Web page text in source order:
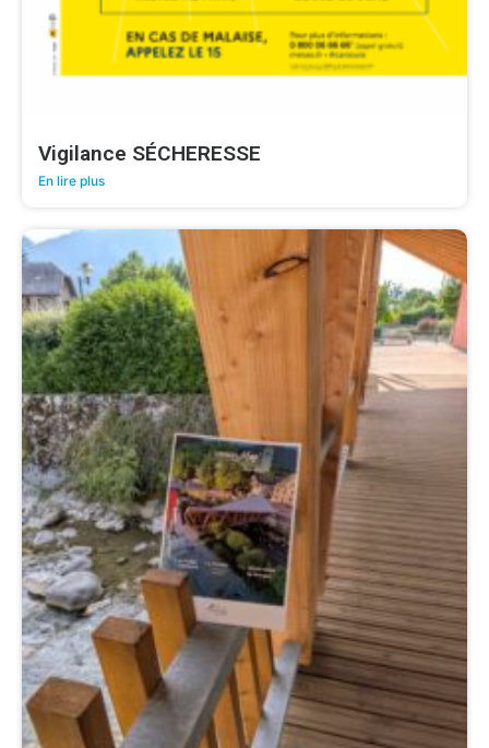
Vigilance SÉCHERESSE
En lire plus